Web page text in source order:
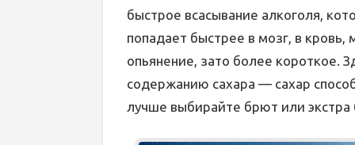
быстрое всасывание алкоголя,
попадает быстрее в мозг, в
опьянение, зато более короткое.
содержанию сахара — сахар
лучше выбирайте брют или экстра